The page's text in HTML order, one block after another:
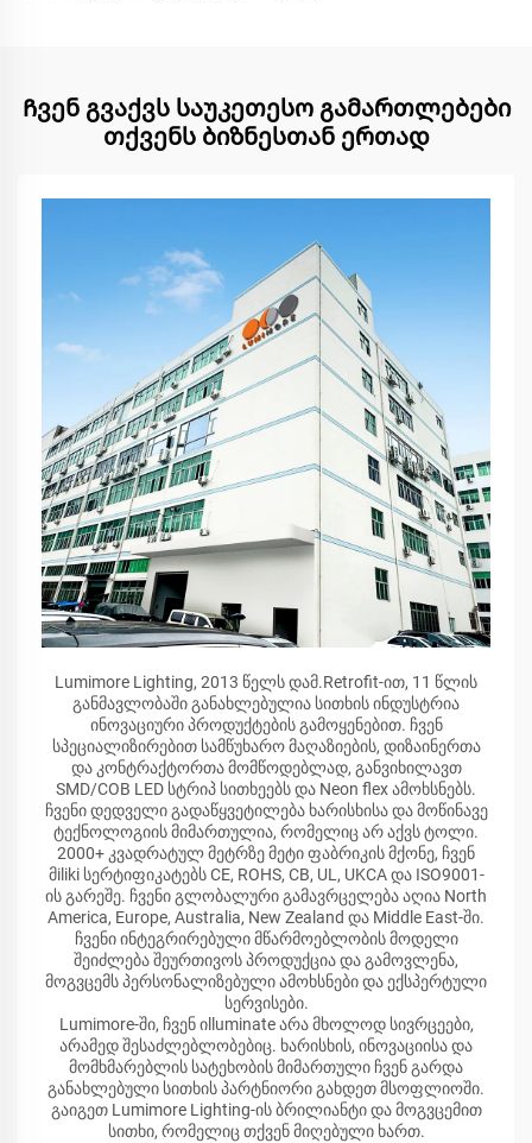
Ჩვენ გვაქვს საუკეთესო გამართლებები
თქვენს ბიზნესთან ერთად
Lumimore Lighting, 2013 წელს დამ.Retrofit-ით, 11 წლის
განმავლობაში განახლებულია სითხის ინდუსტრია
ინოვაციური პროდუქტების გამოყენებით. ჩვენ
სპეციალიზირებით სამწუხარო მაღაზიების, დიზაინერთა
და კონტრაქტორთა მომწოდებლად, განვიხილავთ
SMD/COB LED სტრიპ სითხეებს და Neon flex ამოხსნებს.
ჩვენი დედველი გადაწყვეტილება ხარისხისა და მოწინავე
ტექნოლოგიის მიმართულია, რომელიც არ აქვს ტოლი.
2000+ კვადრატულ მეტრზე მეტი ფაბრიკის მქონე, ჩვენ
მiliki სერტიფიკატებს CE, ROHS, CB, UL, UKCA და ISO9001-
ის გარეშე. ჩვენი გლობალური გამავრცელება აღია North
America, Europe, Australia, New Zealand და Middle East-ში.
ჩვენი ინტეგრირებული მწარმოებლობის მოდელი
შეიძლება შეურთივოს პროდუქცია და გამოვლენა,
მოგვცემს პერსონალიზებული ამოხსნები და ექსპერტული
სერვისები.
Lumimore-ში, ჩვენ იlluminate არა მხოლოდ სივრცეები,
არამედ შესაძლებლობებიც. ხარისხის, ინოვაციისა და
მომხმარებლის სატეხობის მიმართული ჩვენ გარდა
განახლებული სითხის პარტნიორი გახდეთ მსოფლიოში.
გაიგეთ Lumimore Lighting-ის ბრილიანტი და მოგვცემით
სითხი, რომელიც თქვენ მიღებული ხართ.